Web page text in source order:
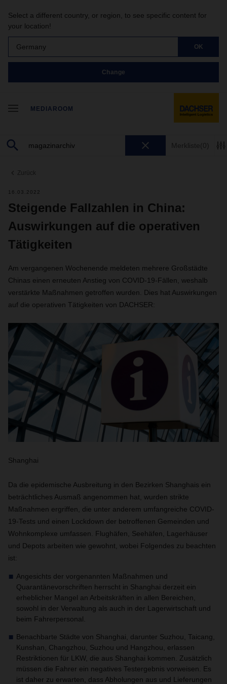
Select a different country, or region, to see specific content for
your location!
Germany OK
Change
MEDIAROOM
Merkliste(0)
Zurück
16.03.2022
Steigende Fallzahlen in China:
Auswirkungen auf die operativen
Tätigkeiten
Am vergangenen Wochenende meldeten mehrere Großstädte
Chinas einen erneuten Anstieg von COVID-19-Fällen, weshalb
verstärkte Maßnahmen getroffen wurden. Dies hat Auswirkungen
auf die operativen Tätigkeiten von DACHSER:
Shanghai
Da die epidemische Ausbreitung in den Bezirken Shanghais ein
beträchtliches Ausmaß angenommen hat, wurden strikte
Maßnahmen ergriffen, die unter anderem umfangreiche COVID-
19-Tests und einen Lockdown der betroffenen Gemeinden und
Wohnkomplexe umfassen. Flughäfen, Seehäfen, Lagerhäuser
und Depots arbeiten wie gewohnt, wobei Folgendes zu beachten
ist:
Angesichts der vorgenannten Maßnahmen und
Quarantänevorschriften herrscht in Shanghai derzeit ein
erheblicher Mangel an Arbeitskräften in allen Bereichen,
sowohl in der Verwaltung als auch in der Lagerwirtschaft und
beim Fahrerpersonal.
Benachbarte Städte von Shanghai, darunter Suzhou, Taicang,
Kunshan, Changzhou, Suzhou und Hangzhou, erlassen
Restriktionen für LKW, die aus Shanghai kommen. Zusätzlich
müssen die Fahrer ein negatives Testergebnis vorweisen. Es
ist daher zu erwarten, dass Abholungen aus und Lieferungen